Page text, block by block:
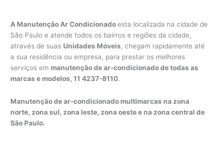
A Manutenção Ar Condicionadoesta localizada na cidade de
São Paulo e atende todos os bairros e regiões da cidade,
através de suas Unidades Móveis, chegam rapidamente até
a sua residência ou empresa, para prestar os melhores
serviços em manutenção de ar-condicionado de todas as
marcas e modelos, 11 4237-8110.
Manutenção de ar-condicionado multimarcas na zona
norte, zona sul, zona leste, zona oeste e na zona central de
São Paulo.